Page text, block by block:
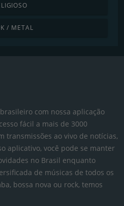
/ METAL
com nossa aplicação
fácil a mais de 3000
transmissões ao vivo de notícias,
aplicativo, você pode se manter
no Brasil enquanto
de músicas de todos os
bossa nova ou rock, temos